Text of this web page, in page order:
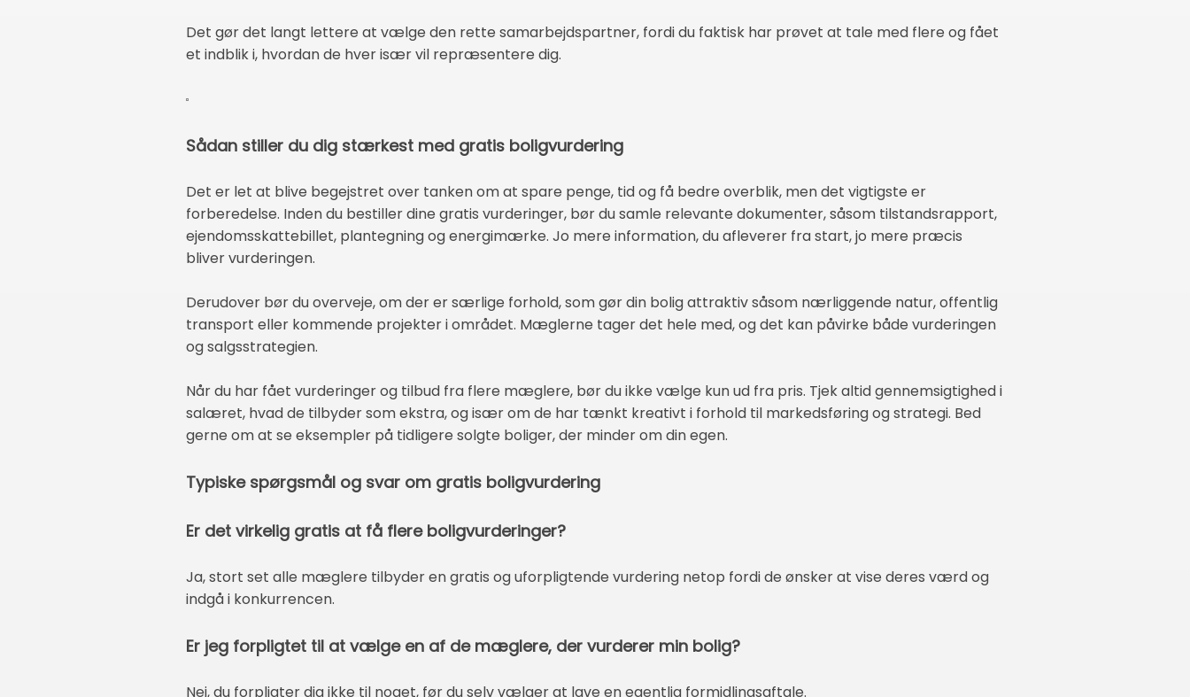
Det gør det langt lettere at vælge den rette samarbejdspartner, fordi du faktisk har prøvet at tale med flere og fået
et indblik i, hvordan de hver især vil repræsentere dig.
Sådan stiller du dig stærkest med gratis boligvurdering
Det er let at blive begejstret over tanken om at spare penge, tid og få bedre overblik, men det vigtigste er
forberedelse. Inden du bestiller dine gratis vurderinger, bør du samle relevante dokumenter, såsom tilstandsrapport,
ejendomsskattebillet, plantegning og energimærke. Jo mere information, du afleverer fra start, jo mere præcis
bliver vurderingen.
Derudover bør du overveje, om der er særlige forhold, som gør din bolig attraktiv såsom nærliggende natur, offentlig
transport eller kommende projekter i området. Mæglerne tager det hele med, og det kan påvirke både vurderingen
og salgsstrategien.
Når du har fået vurderinger og tilbud fra flere mæglere, bør du ikke vælge kun ud fra pris. Tjek altid gennemsigtighed i
salæret, hvad de tilbyder som ekstra, og især om de har tænkt kreativt i forhold til markedsføring og strategi. Bed
gerne om at se eksempler på tidligere solgte boliger, der minder om din egen.
Typiske spørgsmål og svar om gratis boligvurdering
Er det virkelig gratis at få flere boligvurderinger?
Ja, stort set alle mæglere tilbyder en gratis og uforpligtende vurdering netop fordi de ønsker at vise deres værd og
indgå i konkurrencen.
Er jeg forpligtet til at vælge en af de mæglere, der vurderer min bolig?
Nej, du forpligter dig ikke til noget, før du selv vælger at lave en egentlig formidlingsaftale.